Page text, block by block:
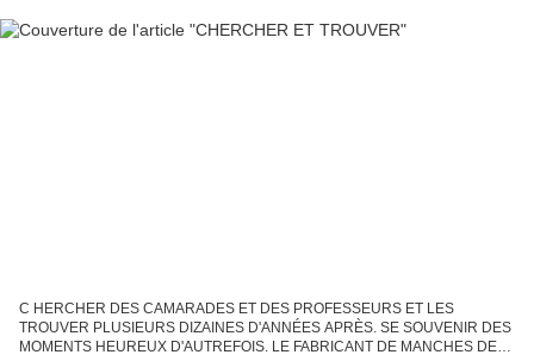
C HERCHER DES CAMARADES ET DES PROFESSEURS ET LES
TROUVER PLUSIEURS DIZAINES D'ANNÉES APRÈS. SE SOUVENIR DES
MOMENTS HEUREUX D'AUTREFOIS. LE FABRICANT DE MANCHES DE